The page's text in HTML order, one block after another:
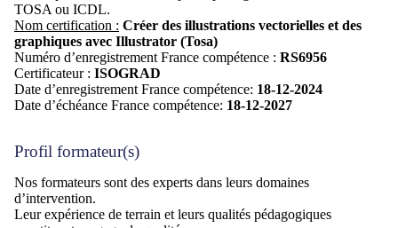
TOSA ou ICDL.
Nom certification : Créer des illustrations vectorielles et des
graphiques avec Illustrator (Tosa)
Numéro d’enregistrement France compétence : RS6956
Certificateur : ISOGRAD
Date d’enregistrement France compétence: 18-12-2024
Date d’échéance France compétence: 18-12-2027
Profil formateur(s)
Nos formateurs sont des experts dans leurs domaines
d’intervention.
Leur expérience de terrain et leurs qualités pédagogiques